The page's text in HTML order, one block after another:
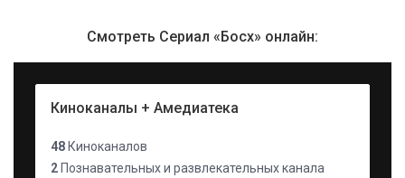
Смотреть Сериал «Босх» онлайн:
Киноканалы + Амедиатека
48 Киноканалов
2 Познавательных и развлекательных канала